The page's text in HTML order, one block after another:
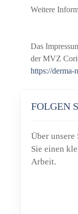
Weitere
Das
der MVZ
https://derma-
FOLGEN
Über
Sie einen
Arbeit.